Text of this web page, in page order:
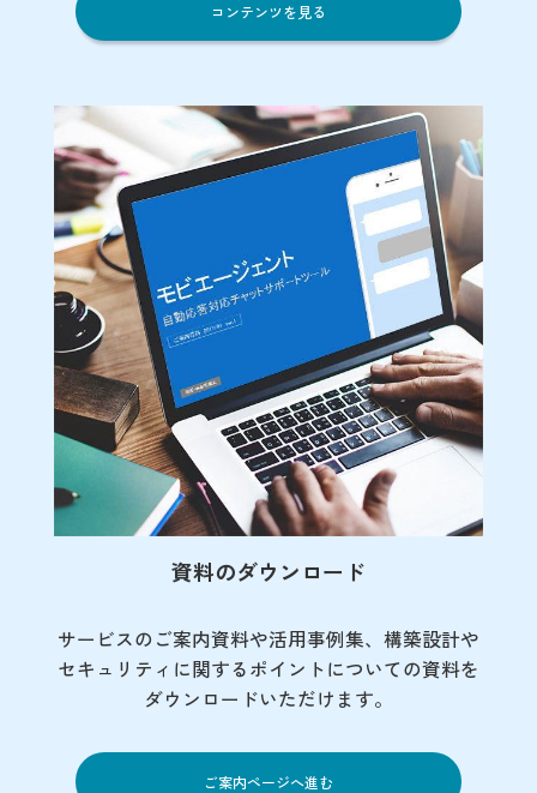
コンテンツを見る
資料のダウンロード
サービスのご案内資料や活用事例集、 構築設計や
セキュリティに関するポイントについての資料を
ダウンロードいただけます。
ご案内ページへ進む